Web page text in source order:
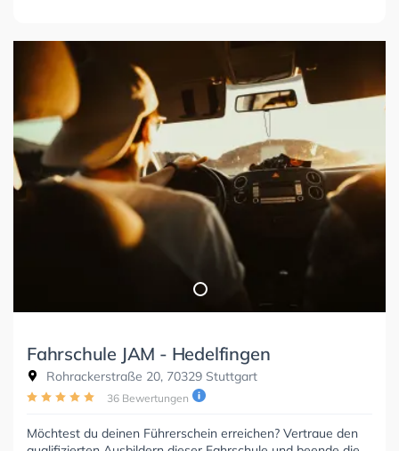
Fahrschule JAM - Hedelfingen
Rohrackerstraße 20, 70329 Stuttgart
36 Bewertungen
Möchtest du deinen Führerschein erreichen? Vertraue den